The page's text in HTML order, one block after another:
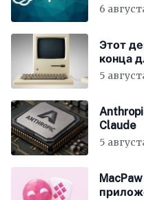
6
Этот
конца
5
Claude
5